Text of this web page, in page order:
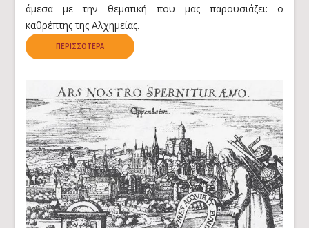
άμεσα με την θεματική που μας παρουσιάζει: ο
καθρέπτης της Αλχημείας.
ΠΕΡΙΣΣΌΤΕΡΑ